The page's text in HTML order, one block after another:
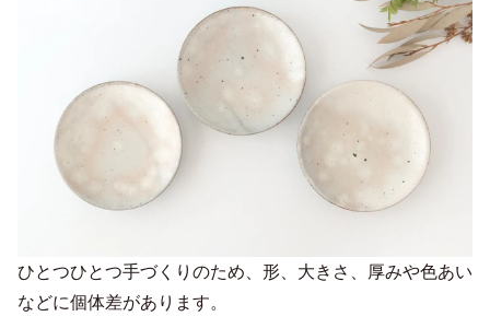
ひとつひとつ手づくりのため、形、大きさ、厚みや色あい
などに個体差があります。